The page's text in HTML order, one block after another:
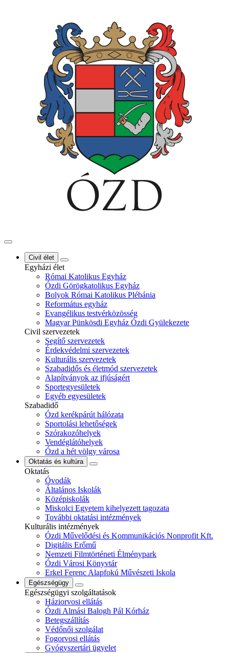
Civil élet
Egyházi élet
Római Katolikus Egyház
Ózdi Görögkatolikus Egyház
Bolyok Római Katolikus Plébánia
Református egyház
Evangélikus testvérközösség
Magyar Pünkösdi Egyház Ózdi Gyülekezete
Civil szervezetek
Segítő szervezetek
Érdekvédelmi szervezetek
Kulturális szervezetek
Szabadidős és életmód szervezetek
Alapítványok az ifjúságért
Sportegyesületek
Egyéb egyesületek
Szabadidő
Ózd kerékpárút hálózata
Sportolási lehetőségek
Szórakozóhelyek
Vendéglátóhelyek
Ózd a hét völgy városa
Oktatás és kultúra
Oktatás
Óvodák
Általános Iskolák
Középiskolák
Miskolci Egyetem kihelyezett tagozata
További oktatási intézmények
Kulturális intézmények
Ózdi Művelődési és Kommunikációs Nonprofit Kft.
Digitális Erőmű
Nemzeti Filmtörténeti Élménypark
Ózdi Városi Könyvtár
Erkel Ferenc Alapfokú Művészeti Iskola
Egészségügy
Egészségügyi szolgáltatások
Háziorvosi ellátás
Ózdi Almási Balogh Pál Kórház
Betegszállítás
Védőnői szolgálat
Fogorvosi ellátás
Gyógyszertári ügyelet